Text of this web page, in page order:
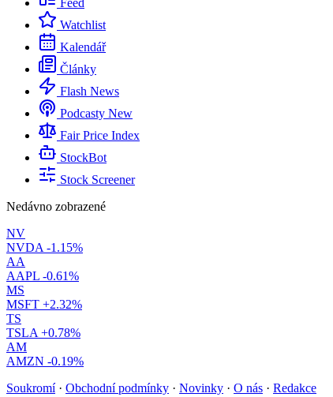
Feed
Watchlist
Kalendář
Články
Flash News
Podcasty New
Fair Price Index
StockBot
Stock Screener
Nedávno zobrazené
NV
NVDA -1.15%
AA
AAPL -0.61%
MS
MSFT +2.32%
TS
TSLA +0.78%
AM
AMZN -0.19%
Soukromí · Obchodní podmínky · Novinky · O nás · Redakce